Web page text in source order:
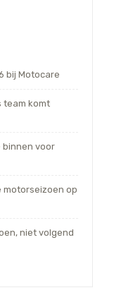
bij Motocare
team komt
binnen voor
motorseizoen op
niet volgend